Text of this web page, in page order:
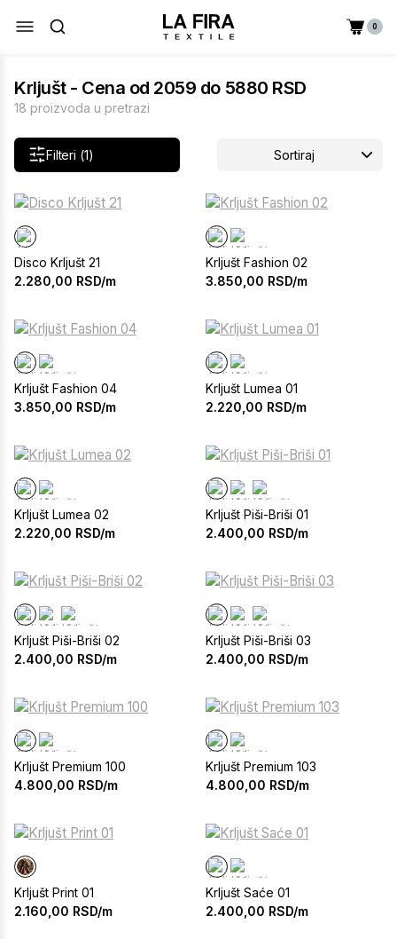
0
Krljušt - Cena od 2059 do 5880 RSD
18 proizvoda u pretrazi
Filteri (1) Sortiraj
Disco Krljušt 21
2.280,00 RSD/m
Krljušt Fashion 02
3.850,00 RSD/m
Krljušt Fashion 04
3.850,00 RSD/m
Krljušt Lumea 01
2.220,00 RSD/m
Krljušt Lumea 02
2.220,00 RSD/m
Krljušt Piši-Briši 01
2.400,00 RSD/m
Krljušt Piši-Briši 02
2.400,00 RSD/m
Krljušt Piši-Briši 03
2.400,00 RSD/m
Krljušt Premium 100
4.800,00 RSD/m
Krljušt Premium 103
4.800,00 RSD/m
Krljušt Print 01
2.160,00 RSD/m
Krljušt Saće 01
2.400,00 RSD/m